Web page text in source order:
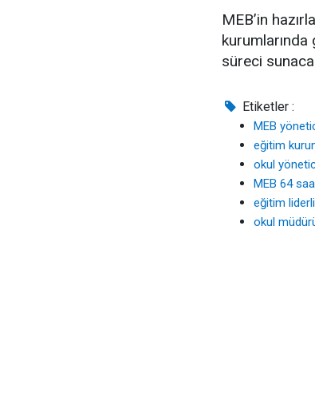
MEB’in
kurumlarında
süreci
Etiketler :
MEB
eğitim
okul
MEB 64
eğitim
okul